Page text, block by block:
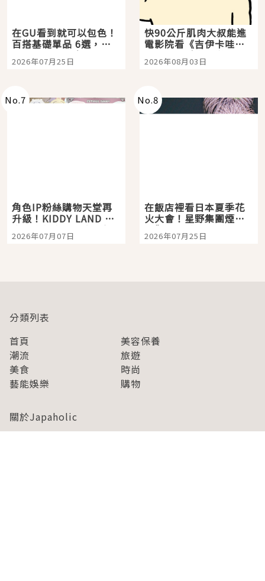
在GU看到就可以包色！
百搭基礎單品 6選，閉
眼全收也不心疼
2026年07月25日
快90公斤肌肉大叔能進
電影院看《吉伊卡哇》
嗎？日本重金屬樂團
「打首」會長與nagano
2026年08月03日
No.7
角色IP粉絲購物天堂再
升級！KIDDY LAND 原
宿店吉伊卡哇迎客，新
開幕 OMOKADO 店3分
2026年07月07日
No.8
在飯店裡看日本夏季花
火大會！星野集團煙火
景觀飯店6選，讓你不用
人擠人悠閒欣賞
2026年07月25日
分類列表
首頁
美容保養
潮流
旅遊
美食
時尚
藝能娛樂
購物
關於Japaholic